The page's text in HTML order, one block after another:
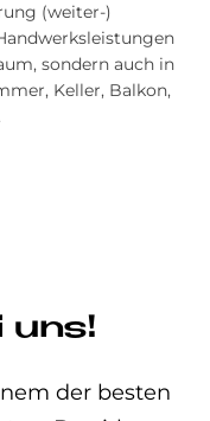
(weiter-)
sondern auch in
Keller, Balkon,
uns!
der besten